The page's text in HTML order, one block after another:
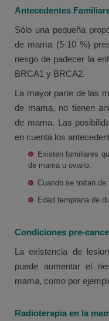
Antecedentes
Sólo una pequeña
de mama (5-10 %)
riesgo de padecer la
BRCA1 y BRCA2.
La mayor parte de las
de mama, no tienen
de mama. Las
en cuenta los
Existen familiares
de mama u ovario.
Cuando se tratan
Edad temprana de
Condiciones pre-
La existencia de
puede aumentar el
mama, como por
Radioterapia en la